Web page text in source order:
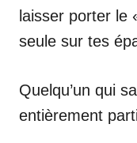
laisser porter le
seule sur tes
Quelqu’un qui
entièrement